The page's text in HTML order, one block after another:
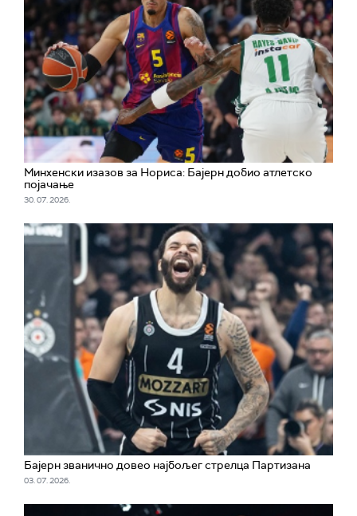
Минхенски изазов за Нориса: Бајерн добио атлетско
појачање
30. 07. 2026.
Бајерн званично довео најбољег стрелца Партизана
03. 07. 2026.